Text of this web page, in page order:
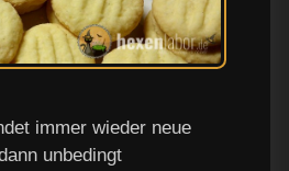
immer wieder neue
unbedingt